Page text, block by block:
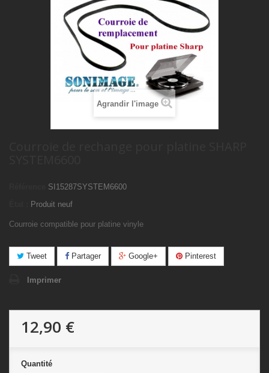
Agrandir l'image
SI15287SYSTEM6600
Produit neuf
Courroie compatible pour platine vinyle
Tweet Partager Google+ Pinterest
Imprimer
12,90 €
Quantité